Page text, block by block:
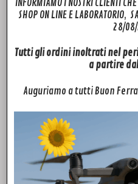
Vuoi semplicemente
Cerchi Tecnici preparati e
Assistenza al Tuo Drone?
I tecnici SpecializzatiFly to
controlli necessari alla corretta
effettueranno ilcollaudofinale
permetterti di continuare ad
efficienza
INFORMIAMO I NOSTRI CLIENTI
SHOP ON LINE E LABORATORIO,
28/
Tutti gli ordini inoltrati nel
a partire
Auguriamo a tutti Buon